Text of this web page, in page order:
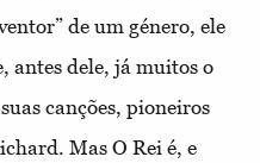
de um género, ele
antes dele, já muitos o
canções, pioneiros
Mas O Rei é, e